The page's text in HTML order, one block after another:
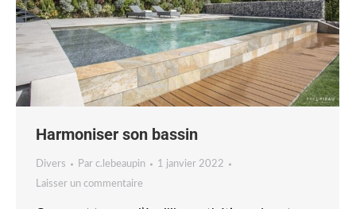
Harmoniser son bassin
Divers Par c.lebeaupin
1 janvier 2022
Laisser un commentaire